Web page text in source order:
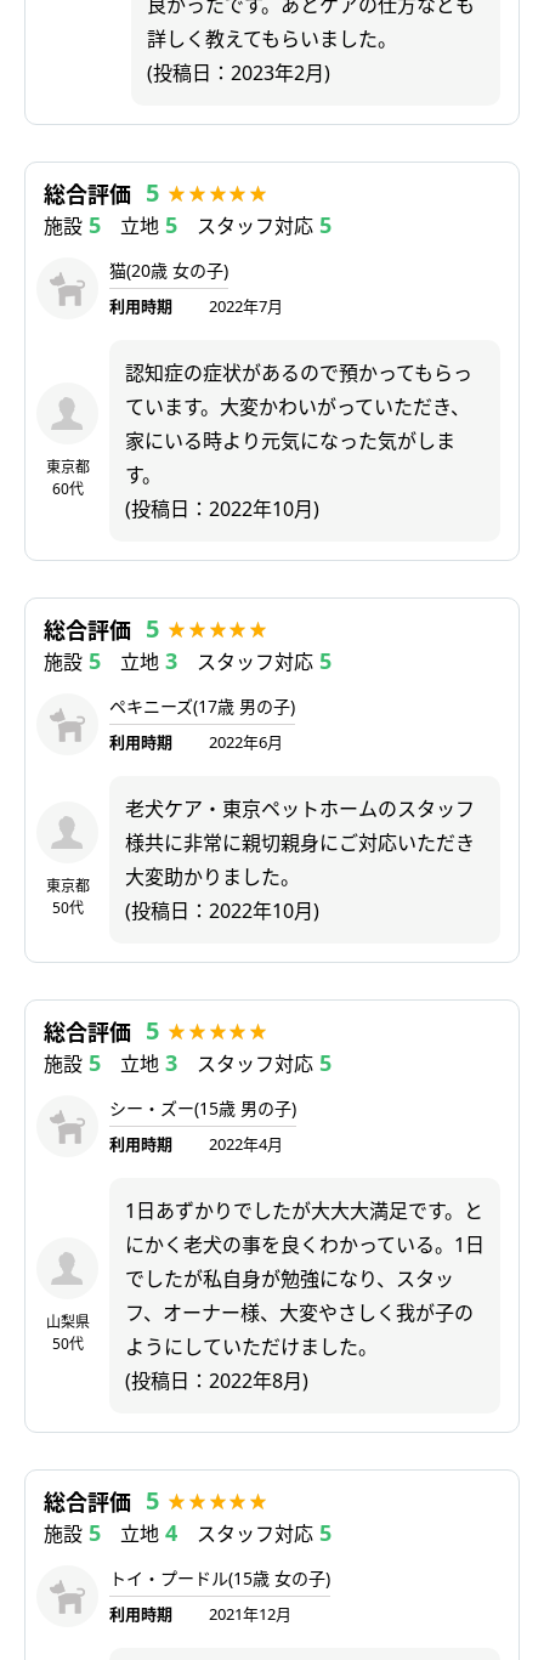
詳しく教えてもらいました。
(投稿日：2023年2月)
総合評価 5
施設 5 立地 5 スタッフ対応 5
猫(20歳 女の子)
利用時期 2022年7月
東京都
60代
認知症の症状があるので預かってもらっ
ています。大変かわいがっていただき、
家にいる時より元気になった気がしま
す。
(投稿日：2022年10月)
総合評価 5
施設 5 立地 3 スタッフ対応 5
ペキニーズ(17歳 男の子)
利用時期 2022年6月
東京都
50代
老犬ケア・東京ペットホームのスタッフ
様共に非常に親切親身にご対応いただき
大変助かりました。
(投稿日：2022年10月)
総合評価 5
施設 5 立地 3 スタッフ対応 5
シー・ズー(15歳 男の子)
利用時期 2022年4月
山梨県
50代
1日あずかりでしたが大大大満足です。と
にかく老犬の事を良くわかっている。1日
でしたが私自身が勉強になり、スタッ
フ、オーナー様、大変やさしく我が子の
ようにしていただけました。
(投稿日：2022年8月)
総合評価 5
施設 5 立地 4 スタッフ対応 5
トイ・プードル(15歳 女の子)
利用時期 2021年12月